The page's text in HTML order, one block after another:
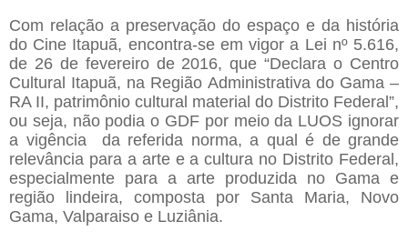
Com relação a preservação do espaço e da história
do Cine Itapuã, encontra-se em vigor a Lei nº 5.616,
de 26 de fevereiro de 2016, que “Declara o Centro
Cultural Itapuã, na Região Administrativa do Gama –
RA II, patrimônio cultural material do Distrito Federal”,
ou seja, não podia o GDF por meio da LUOS ignorar
a vigência
da referida norma, a qual é de grande
relevância para a arte e a cultura no Distrito Federal,
especialmente para a arte produzida no Gama e
região lindeira, composta por Santa Maria, Novo
Gama, Valparaiso e Luziânia.